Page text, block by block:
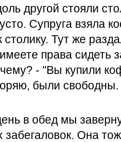
другой стояли
Супруга взяла
столику. Тут же
права сидеть
- "Вы купили
были свободны.
в обед мы
забегаловок. Она